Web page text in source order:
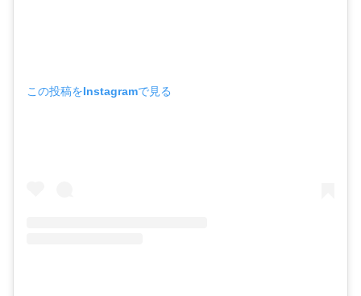
この投稿をInstagramで見る